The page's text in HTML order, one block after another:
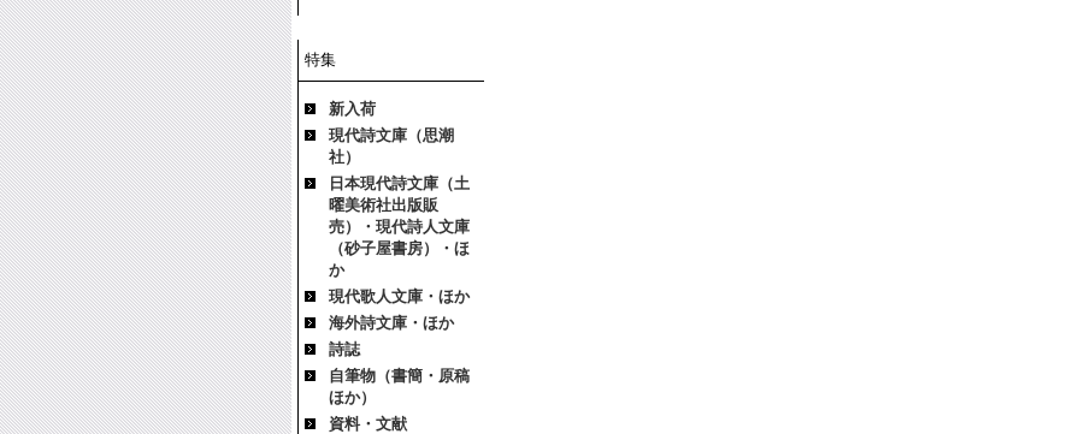
特集
新入荷
現代詩文庫（思潮
社）
日本現代詩文庫（土
曜美術社出版販
売）・現代詩人文庫
（砂子屋書房）・ほ
か
現代歌人文庫・ほか
海外詩文庫・ほか
詩誌
自筆物（書簡・原稿
ほか）
資料・文献